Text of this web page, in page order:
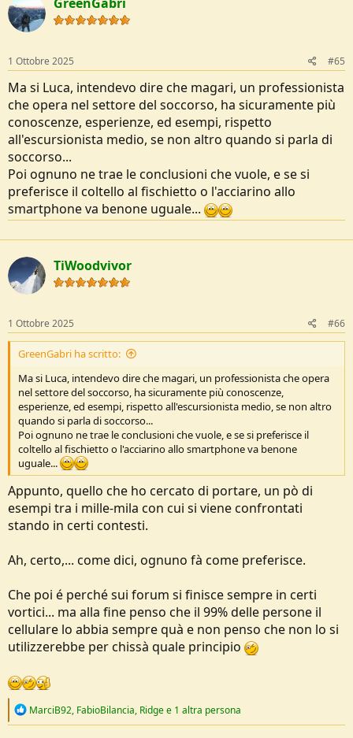
t
i
o
s
:
1 Ottobre 2025 #65
Ma si Luca, intendevo dire che magari, un professionista
che opera nel settore del soccorso, ha sicuramente più
conoscenze, esperienze, ed esempi, rispetto
all'escursionista medio, se non altro quando si parla di
soccorso...
Poi ognuno ne trae le conclusioni che vuole, e se si
preferisce il coltello al fischietto o l'acciarino allo
smartphone va benone uguale...
TiWoodvivor
1 Ottobre 2025 #66
GreenGabri ha scritto:
Ma si Luca, intendevo dire che magari, un professionista che opera
nel settore del soccorso, ha sicuramente più conoscenze,
esperienze, ed esempi, rispetto all'escursionista medio, se non altro
quando si parla di soccorso...
Poi ognuno ne trae le conclusioni che vuole, e se si preferisce il
coltello al fischietto o l'acciarino allo smartphone va benone
uguale...
Appunto, quello che ho cercato di portare, un pò di
esempi tra i mille-mila con cui si viene confrontati
stando in certi contesti.
Ah, certo,... come dici, ognuno fà come preferisce.
Che poi é perché sui forum si finisce sempre in certi
vortici... ma alla fine penso che il 99% delle persone il
cellulare lo abbia sempre quà e non penso che non lo si
utilizzerebbe per chissà quale principio
R
MarciB92, FabioBilancia, Ridgee 1 altra persona